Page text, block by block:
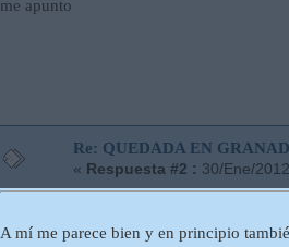
me apunto
Re: QUEDADA EN
« Respuesta #2 : 30/Ene/
A mí me parece bien y en principio